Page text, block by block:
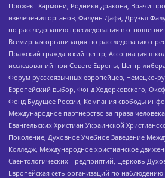
Прожект Хармони, Родники дракона, Врачи
извлечения органов, Фалунь Дафа, Друзья
по расследованию преследования в отношении
Всемирная организация по расследованию
Пражский гражданский центр, Ассоциация
исследований при Совете Европы, Центр
Форум русскоязычных европейцев, Немецко-
Европейский выбор, Фонд Ходорковского,
Фонд Будущее России, Компания свободы
Международное партнерство за права
Евангельских Христиан Украинской
Поколение, Духовное Учебное Заведение
Колледж, Международное христианское
Саентологических Предприятий, Церковь
Европейская сеть организаций по